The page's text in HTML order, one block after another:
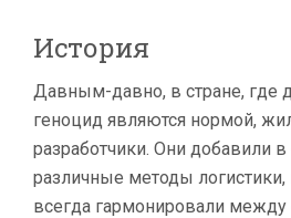
История
Давным-давно, в стране, где
геноцид являются нормой,
разработчики. Они добавили
различные методы
всегда гармонировали между